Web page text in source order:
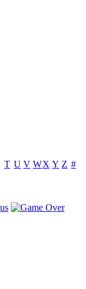
T U V WX Y Z #